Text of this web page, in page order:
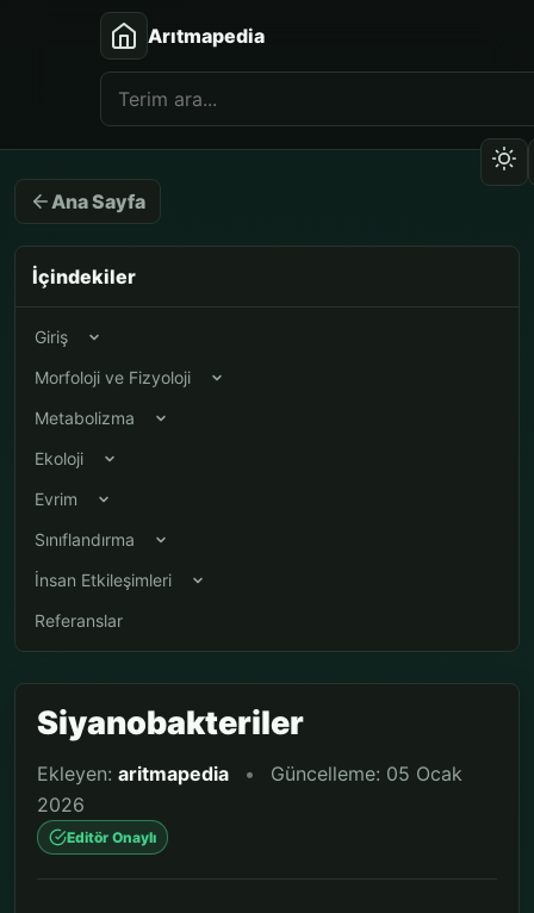
Arıtmapedia
Ana Sayfa
İçindekiler
Giriş
Morfoloji ve Fizyoloji
Metabolizma
Ekoloji
Evrim
Sınıflandırma
İnsan Etkileşimleri
Referanslar
Siyanobakteriler
Ekleyen: aritmapedia •
Güncelleme: 05 Ocak
2026
Editör Onaylı